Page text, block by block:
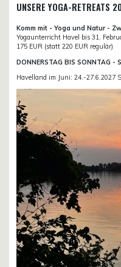
UNSERE YOGA-RETREATS
Komm mit - Yoga und Natur -
Yogaunterricht Havel bis 31.
175 EUR (statt 220 EUR regulär)
DONNERSTAG BIS SONNTAG
Havelland im Juni: 24.-27.6.2027